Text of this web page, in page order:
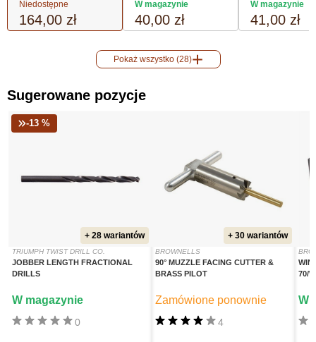
Niedostępne
164,00 zł
W magazynie
40,00 zł
W magazynie
41,00 zł
Pokaż wszystko (28)
Sugerowane pozycje
-13 %
+ 28 wariantów
TRIUMPH TWIST DRILL CO.
JOBBER LENGTH FRACTIONAL
DRILLS
0
W magazynie
+ 30 wariantów
BROWNELLS
90° MUZZLE FACING CUTTER &
BRASS PILOT
4
Zamówione ponownie
70/
W